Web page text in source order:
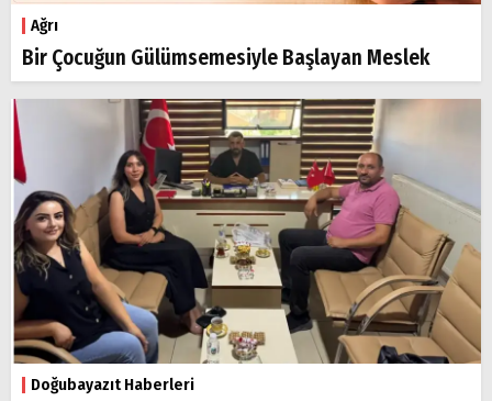
Ağrı
Bir Çocuğun Gülümsemesiyle Başlayan Meslek
Doğubayazıt Haberleri